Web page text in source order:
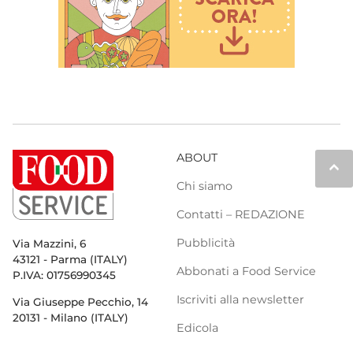
keyboard_arrow_up
Via Mazzini, 6
43121 - Parma (ITALY)
P.IVA: 01756990345
Via Giuseppe Pecchio, 14
20131 - Milano (ITALY)
ABOUT
Chi siamo
Contatti – REDAZIONE
Pubblicità
Abbonati a Food Service
Iscriviti alla newsletter
Edicola